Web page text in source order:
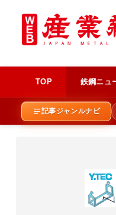
TOP 鉄鋼ニュ
記事ジャンルナビ